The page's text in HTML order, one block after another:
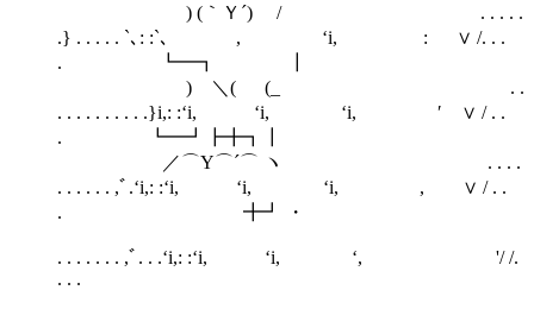
) (｀Ｙ´) / . . . . .
.} . . . . . `､: :`､ , ‘i, : ∨ /. . .
. ┗━┓ ┃
) ＼( (_ . .
. . . . . . . . . .}i,: :‘i, ‘i, ‘i, ′ ∨ / . .
. ┗━┛┣╋┓┃
／⌒Y⌒´⌒ ヽ . . . .
. . . . . . ,ﾞ.‘i,: :‘i, ‘i, ‘i, , ∨ / . .
. ╋┛ ・
. . . . . . . ,ﾞ. . .‘i,: :‘i, ‘i, ‘, '/ /.
. . .